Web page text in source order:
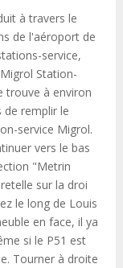
à travers le
de l'aéroport de
service,
Station-
trouve à environ
de remplir le
service Migrol.
vers le bas
"Metrin
sur la droi
le long de Louis
en face, il ya
si le P51 est
Tourner à droite